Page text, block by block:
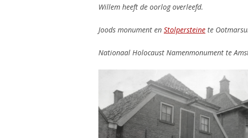
Willem heeft de oorlog overleefd.
Joods monument en Stolpersteine te
Nationaal Holocaust Namenmonument te